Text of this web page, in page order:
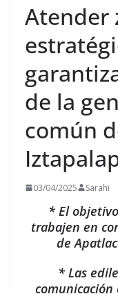
Atender
de la
común
03/04/2025 Sarahi
* El
trabajen en
de
* Las